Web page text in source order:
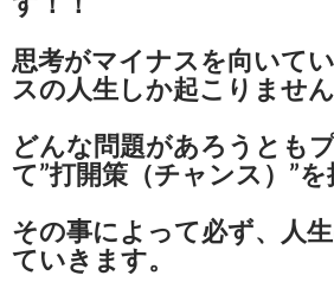
思考がマイナスを向いて
スの人生しか起こりません
どんな問題があろうとも
て”打開策（チャンス）”を
その事によって必ず、人
ていきます。